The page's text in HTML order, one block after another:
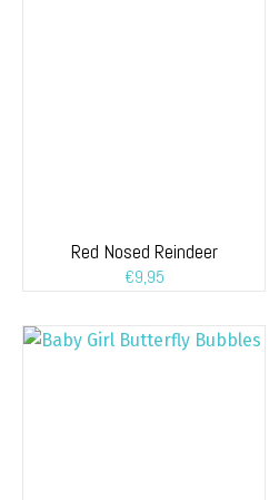
Red Nosed Reindeer
€9,95